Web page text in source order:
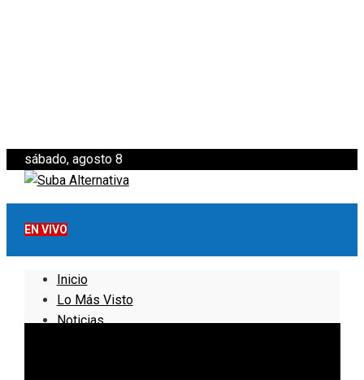
sábado, agosto 8
EN VIVO
Inicio
Lo Más Visto
Noticias